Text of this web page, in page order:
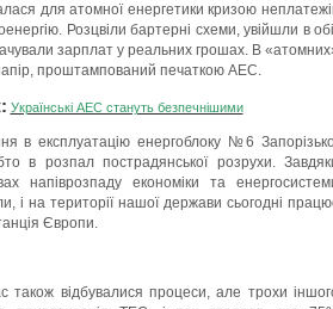
для атомної енергетики кризою
Розцвіли бартерні схеми, увійшли в
зарплат у реальних грошах. В
проштампований печаткою АЕС.
Українські АЕС стануть безпечнішими
в експлуатацію енергоблоку №6
в розпал пострадянської розрухи.
напіврозпаду економіки та
і на території нашої держави сьогодні
Європи.
також відбувалися процеси, але трохи